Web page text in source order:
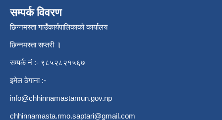
सम्पर्क विवरण
छिन्नमस्ता गाउँकार्यपालिकाको कार्यालय
छिन्नमस्ता सप्तरी ।
सम्पर्क नं :- ९८५२८२१५६७
इमेल ठेगाना :-
info@chhinnamastamun.gov.np
chhinnamasta.rmo.saptari@gmail.com